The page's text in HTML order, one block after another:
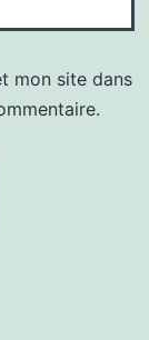
mon site dans